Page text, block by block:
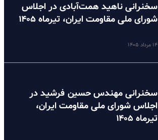
سخنرانی ناهید همت‌آبادی در اجلاس
شورای ملی مقاومت ایران، تیرماه ۱۴۰۵
۱۴ مرداد ۱۴۰۵
سخنرانی مهندس حسین فرشید در
اجلاس شورای ملی مقاومت ایران،
تیرماه ۱۴۰۵